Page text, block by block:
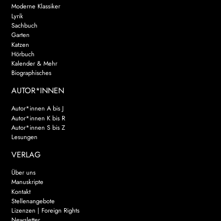
Moderne Klassiker
Lyrik
Sachbuch
Garten
Katzen
Hörbuch
Kalender & Mehr
Biographisches
AUTOR*INNEN
Autor*innen A bis J
Autor*innen K bis R
Autor*innen S bis Z
Lesungen
VERLAG
Über uns
Manuskripte
Kontakt
Stellenangebote
Lizenzen | Foreign Rights